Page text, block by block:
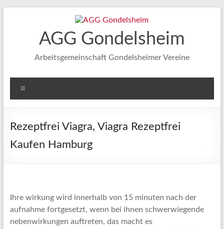
AGG Gondelsheim
Arbeitsgemeinschaft Gondelsheimer Vereine
Rezeptfrei Viagra, Viagra Rezeptfrei
Kaufen Hamburg
Ihre wirkung wird innerhalb von 15 minuten nach der
aufnahme fortgesetzt, wenn bei ihnen schwerwiegende
nebenwirkungen auftreten, das macht es